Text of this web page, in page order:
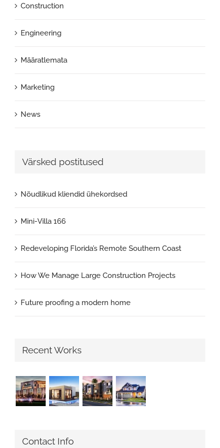
Construction
Engineering
Määratlemata
Marketing
News
Värsked postitused
Nõudlikud kliendid ühekordsed
Mini-Villa 166
Redeveloping Florida’s Remote Southern Coast
How We Manage Large Construction Projects
Future proofing a modern home
Recent Works
Contact Info